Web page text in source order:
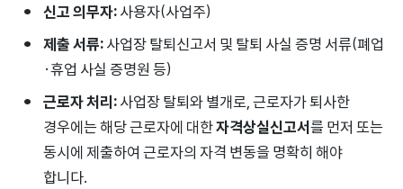
신고 의무자:사용자(사업주)
제출 서류:사업장 탈퇴신고서 및 탈퇴 사실 증명 서류(폐업
·휴업 사실 증명원 등)
근로자 처리:사업장 탈퇴와 별개로, 근로자가 퇴사한
경우에는 해당 근로자에 대한자격상실신고서를 먼저 또는
동시에 제출하여 근로자의 자격 변동을 명확히 해야
합니다.